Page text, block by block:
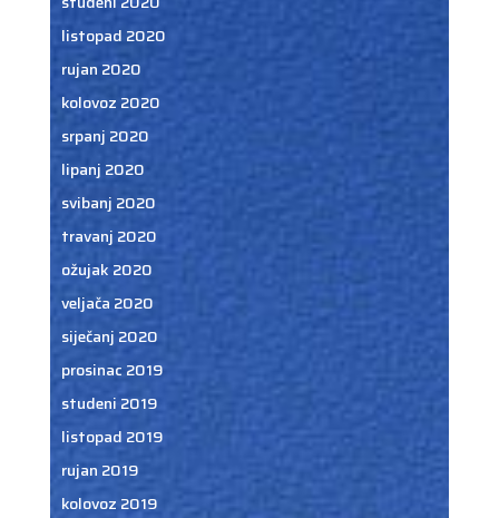
listopad 2020
rujan 2020
kolovoz 2020
srpanj 2020
lipanj 2020
svibanj 2020
travanj 2020
ožujak 2020
veljača 2020
siječanj 2020
prosinac 2019
studeni 2019
listopad 2019
rujan 2019
kolovoz 2019